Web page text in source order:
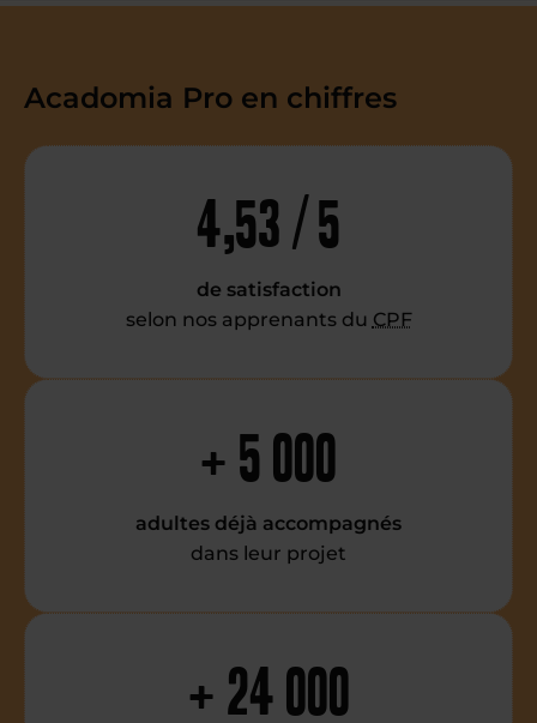
Acadomia Pro en chiffres
4,53 / 5
de satisfaction
selon nos apprenants du CPF
+ 5 000
adultes déjà accompagnés
dans leur projet
+ 24 000